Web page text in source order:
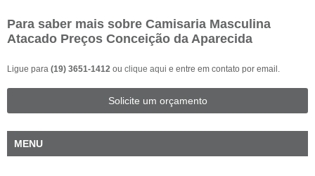
Para saber mais sobre Camisaria Masculina
Atacado Preços Conceição da Aparecida
Ligue para (19) 3651-1412 ou clique aqui e entre em contato por email.
Solicite um orçamento
MENU